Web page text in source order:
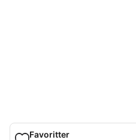
Favoritter